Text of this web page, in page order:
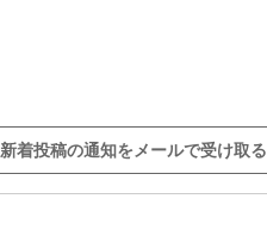
新着投稿の通知をメールで受け取る